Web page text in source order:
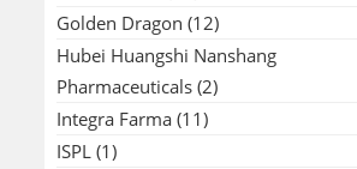
Golden Dragon (12)
Hubei Huangshi Nanshang
Pharmaceuticals (2)
Integra Farma (11)
ISPL (1)